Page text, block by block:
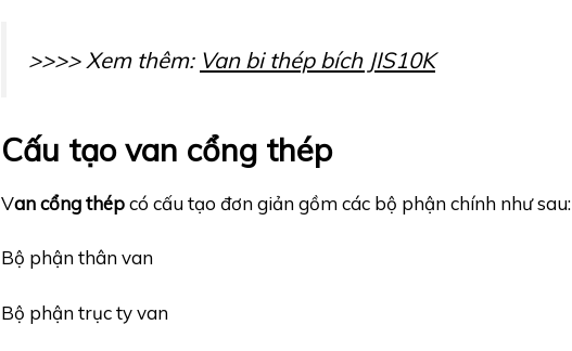
>>>> Xem thêm: Van bi thép bích JIS10K
Cấu tạo van cổng thép
Van cổng thépcó cấu tạo đơn giản gồm các bộ phận chính như sau:
Bộ phận thân van
Bộ phận trục ty van